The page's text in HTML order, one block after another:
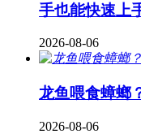
手也能快速上
2026-08-06
龙鱼喂食蟑螂
2026-08-06